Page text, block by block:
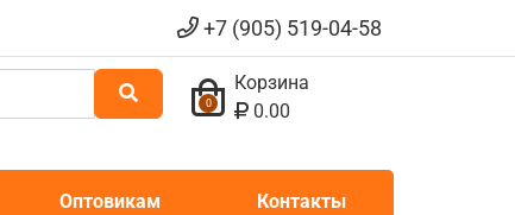
+7 (905) 519-04-58
0
Корзина
0.00
Оптовикам Контакты